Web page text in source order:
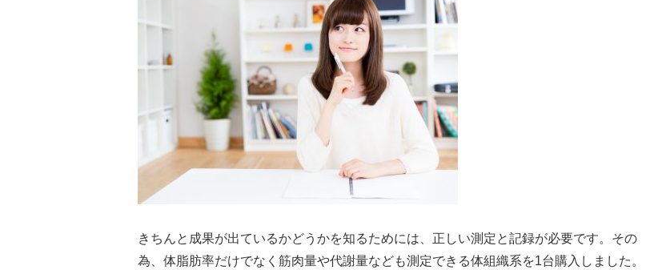
きちんと成果が出ているかどうかを知るためには、正しい測定と記録が必要です。その
為、体脂肪率だけでなく筋肉量や代謝量なども測定できる体組織系を1台購入しました。